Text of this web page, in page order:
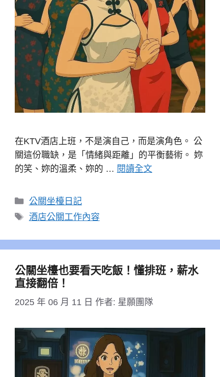
在KTV酒店上班，不是演自己，而是演角色。 公
關這份職缺，是「情緒與距離」的平衡藝術。 妳
的笑、妳的溫柔、妳的 … 閱讀全文
分
類
公關坐檯日記
標
酒店公關工作內容
公關坐檯也要看天吃飯！懂排班，薪水
直接翻倍！
2025 年 06 月 11 日 作者: 星願團隊